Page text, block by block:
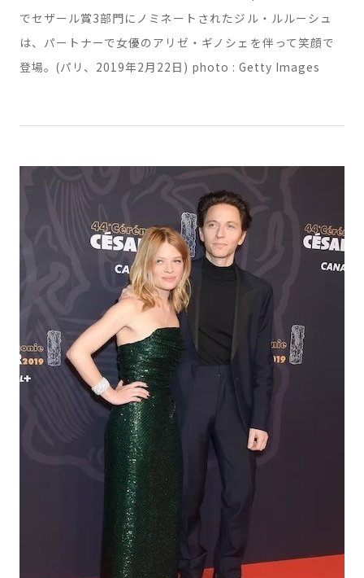
14. 映画『シンク・オア・スイム』と『Pupille』（原題）
でセザール賞3部門にノミネートされたジル・ルルーシュ
は、パートナーで女優のアリゼ・ギノシェを伴って笑顔で